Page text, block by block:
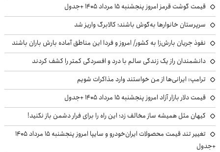
قیمت گوشت قرمز امروز پنجشنبه ۱۵ مرداد ۱۴۰۵ +جدول
سرپرستان خانوارها به‌گوش باشند؛ کالابرگ واریز شد
نفوذ جریان بارش‌زا به کشور/ امروز و فردا این مناطق آماده بارش باران باشند
دانشمندان راز یک زندگی سالم با درد و افسردگی کمتر را کشف کردند
ترامپ: ایرانی‌ها از من خواستند وارد مذاکرات شویم
قیمت دلار بازار آزاد امروز پنجشنبه ۱۵ مرداد ۱۴۰۵ +جدول
کیهان مثل همیشه ساز مخالف زد؛ این راه را برای فرار دشمن باز نکنید!
تغییر تند قیمت محصولات ایران‌خودرو و سایپا امروز پنجشنبه ۱۵ مرداد ۱۴۰۵
+جدول